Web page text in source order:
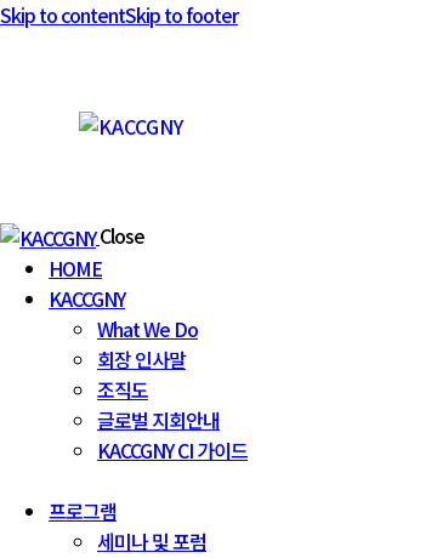
Skip to contentSkip to footer
Close
HOME
KACCGNY
What We Do
회장 인사말
조직도
글로벌 지회안내
KACCGNY CI 가이드
프로그램
세미나 및 포럼